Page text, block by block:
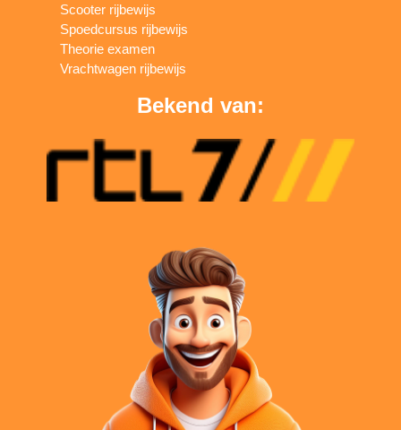
Scooter rijbewijs
Spoedcursus rijbewijs
Theorie examen
Vrachtwagen rijbewijs
Bekend van: